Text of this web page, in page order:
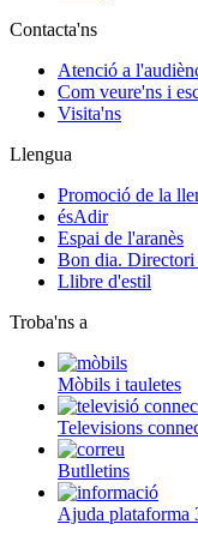
Contacta'ns
Atenció a
Com veure'ns i
Visita'ns
Llengua
Promoció de la
ésAdir
Espai de l'aranès
Bon dia. Directori
Llibre d'estil
Troba'ns a
Mòbils i tauletes
Televisions
Butlletins
Ajuda plataforma